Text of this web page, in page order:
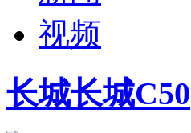
视频
长城长城C50